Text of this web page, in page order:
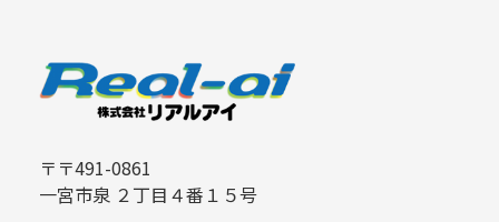
〒〒491-0861
一宮市泉 ２丁目４番１５号